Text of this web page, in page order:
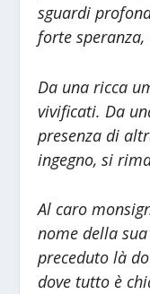
sguardi
forte
Da una ricca
vivificati. Da
presenza di
ingegno, si
Al caro
nome della
preceduto là
dove tutto è